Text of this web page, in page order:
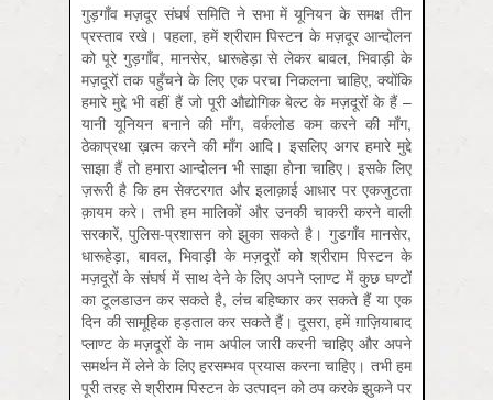
गुड़गाँव मज़दूर संघर्ष समिति ने सभा में यूनियन के समक्ष तीन
प्रस्ताव रखे। पहला, हमें श्रीराम पिस्टन के मज़दूर आन्दोलन
को पूरे गुड़गाँव, मानसेर, धारूहेड़ा से लेकर बावल, भिवाड़ी के
मज़दूरों तक पहुँचने के लिए एक परचा निकलना चाहिए, क्योंकि
हमारे मुद्दे भी वहीं हैं जो पूरी औद्योगिक बेल्ट के मज़दूरों के हैं –
यानी यूनियन बनाने की माँग, वर्कलोड कम करने की माँग,
ठेकाप्रथा ख़त्म करने की माँग आदि। इसलिए अगर हमारे मुद्दे
साझा हैं तो हमारा आन्दोलन भी साझा होना चाहिए। इसके लिए
ज़रूरी है कि हम सेक्टरगत और इलाक़ाई आधार पर एकजुटता
क़ायम करे। तभी हम मालिकों और उनकी चाकरी करने वाली
सरकारें, पुलिस-प्रशासन को झुका सकते है। गुडगाँव मानसेर,
धारूहेड़ा, बावल, भिवाड़ी के मज़दूरों को श्रीराम पिस्टन के
मज़दूरों के संघर्ष में साथ देने के लिए अपने प्लाण्ट में कुछ घण्टों
का टूलडाउन कर सकते है, लंच बहिष्कार कर सकते हैं या एक
दिन की सामूहिक हड़ताल कर सकते हैं। दूसरा, हमें ग़ाज़ियाबाद
प्लाण्ट के मज़दूरों के नाम अपील जारी करनी चाहिए और अपने
समर्थन में लेने के लिए हरसम्भव प्रयास करना चाहिए। तभी हम
पूरी तरह से श्रीराम पिस्टन के उत्पादन को ठप करके झुकने पर